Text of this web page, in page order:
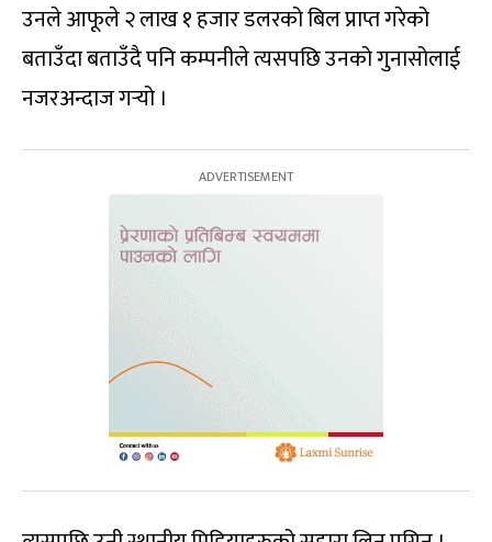
उनले आफूले २ लाख १ हजार डलरको बिल प्राप्त गरेको
बताउँदा बताउँदै पनि कम्पनीले त्यसपछि उनको गुनासोलाई
नजरअन्दाज गर्‍यो ।